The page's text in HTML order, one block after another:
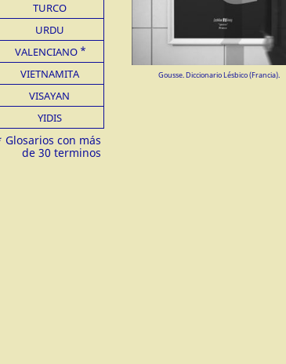
Gousse. Diccionario Lésbico (Francia).
TURCO
URDU
VALENCIANO
VIETNAMITA
VISAYAN
YIDIS